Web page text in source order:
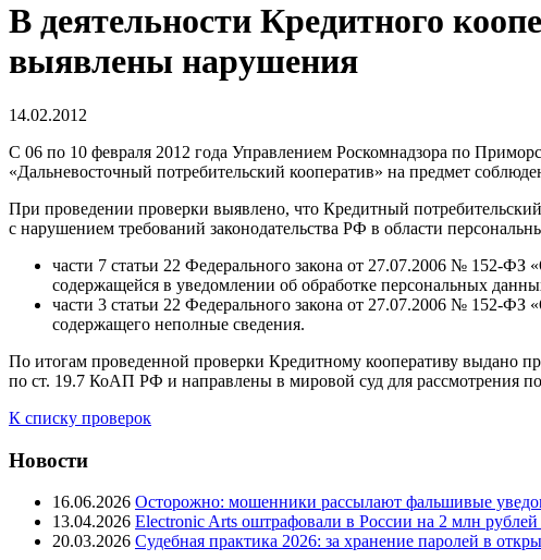
В деятельности Кредитного
выявлены нарушения
14.02.2012
С 06 по 10 февраля 2012 года Управлением Роскомнадзора по
«Дальневосточный потребительский кооператив» на предмет
При проведении проверки выявлено, что Кредитный
с нарушением требований законодательства РФ в области
части 7 статьи 22 Федерального закона от 27.07.2006 № 152-
содержащейся в уведомлении об обработке персональных
части 3 статьи 22 Федерального закона от 27.07.2006 № 152-
содержащего неполные сведения.
По итогам проведенной проверки Кредитному кооперативу выдано
по ст. 19.7 КоАП РФ и направлены в мировой суд для рассмотрения по
К списку проверок
Новости
16.06.2026 Осторожно: мошенники рассылают фальшивые
13.04.2026 Electronic Arts оштрафовали в России на 2 млн
20.03.2026 Судебная практика 2026: за хранение паролей в